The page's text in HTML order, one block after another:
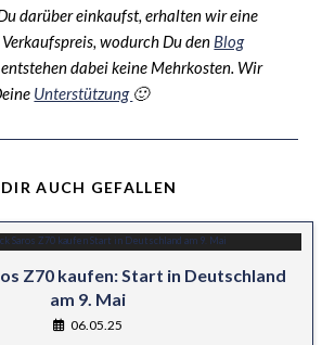
darüber einkaufst, erhalten wir eine
wodurch Du den Blog
dabei keine Mehrkosten. Wir
Unterstützung 🙂
AUCH GEFALLEN
Z70 kaufen: Start in Deutschland
am 9. Mai
06.05.25